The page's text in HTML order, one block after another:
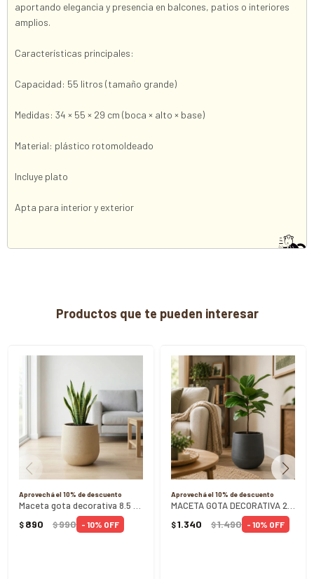
aportando elegancia y presencia en balcones, patios o interiores
amplios.
Características principales:
Capacidad: 55 litros (tamaño grande)
Medidas: 34 × 55 × 29 cm (boca × alto × base)
Material: plástico rotomoldeado
Incluye plato
Apta para interior y exterior
Productos que te pueden interesar
Aprovechá el 10% de descuento
$ 890 $990 10
Aprovechá el 10% de descuento
$1.340 $1.490 10